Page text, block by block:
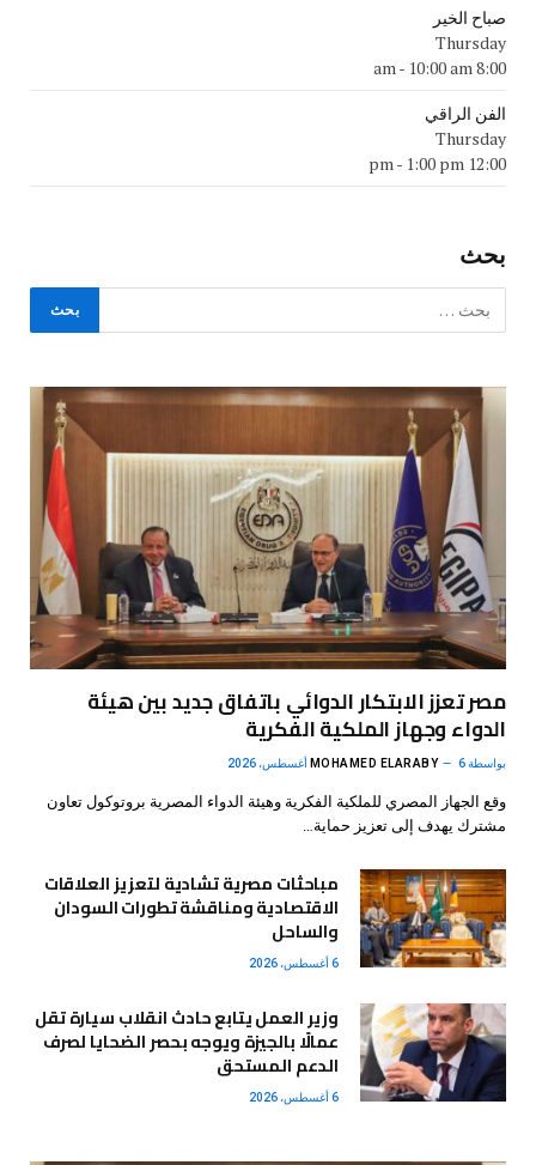
صباح الخير
Thursday
8:00 am
- 10:00 am
الفن الراقي
Thursday
12:00 pm
- 1:00 pm
بحث
مصر تعزز الابتكار الدوائي باتفاق جديد بين هيئة
الدواء وجهاز الملكية الفكرية
بواسطة MOHAMED ELARABY 6 أغسطس، 2026
وقع الجهاز المصري للملكية الفكرية وهيئة الدواء المصرية بروتوكول تعاون
مشترك يهدف إلى تعزيز حماية…
مباحثات مصرية تشادية لتعزيز العلاقات
الاقتصادية ومناقشة تطورات السودان
والساحل
6 أغسطس، 2026
وزير العمل يتابع حادث انقلاب سيارة تقل
عمالًا بالجيزة ويوجه بحصر الضحايا لصرف
الدعم المستحق
6 أغسطس، 2026